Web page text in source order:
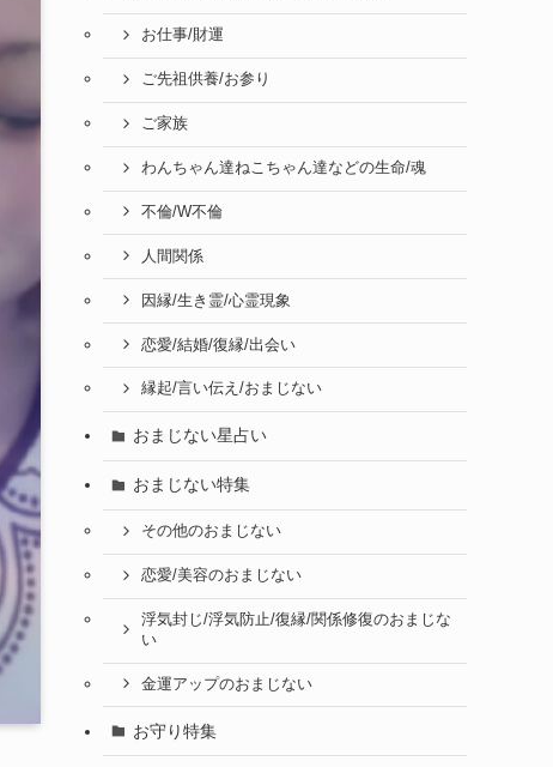
お仕事/財運
ご先祖供養/お参り
ご家族
わんちゃん達ねこちゃん達などの生命/魂
不倫/W不倫
人間関係
因縁/生き霊/心霊現象
恋愛/結婚/復縁/出会い
縁起/言い伝え/おまじない
おまじない星占い
おまじない特集
その他のおまじない
恋愛/美容のおまじない
浮気封じ/浮気防止/復縁/関係修復のおまじな
い
金運アップのおまじない
お守り特集